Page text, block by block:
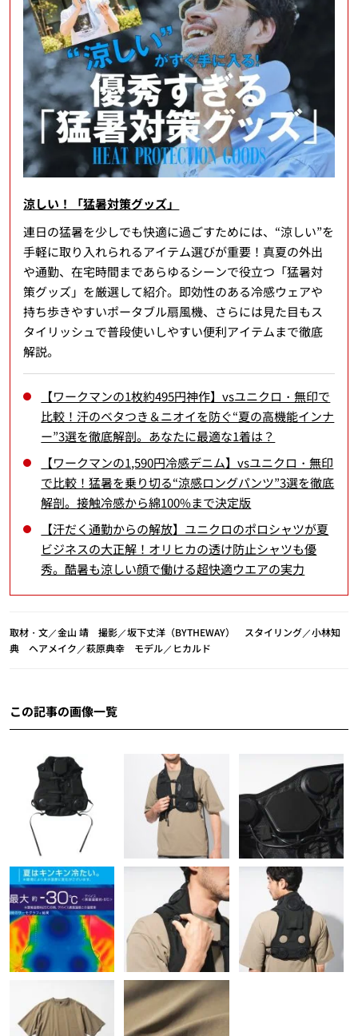
涼しい！「猛暑対策グッズ」
連日の猛暑を少しでも快適に過ごすためには、“涼しい”を
手軽に取り入れられるアイテム選びが重要！真夏の外出
や通勤、在宅時間まであらゆるシーンで役立つ「猛暑対
策グッズ」を厳選して紹介。即効性のある冷感ウェアや
持ち歩きやすいポータブル扇風機、さらには見た目もス
タイリッシュで普段使いしやすい便利アイテムまで徹底
解説。
【ワークマンの1枚約495円神作】vsユニクロ・無印で
比較！汗のベタつき＆ニオイを防ぐ“夏の高機能インナ
ー”3選を徹底解剖。あなたに最適な1着は？
【ワークマンの1,590円冷感デニム】vsユニクロ・無印
で比較！猛暑を乗り切る“涼感ロングパンツ”3選を徹底
解剖。接触冷感から綿100%まで決定版
【汗だく通勤からの解放】ユニクロのポロシャツが夏
ビジネスの大正解！オリヒカの透け防止シャツも優
秀。酷暑も涼しい顔で働ける超快適ウエアの実力
取材・文／金山 靖 撮影／坂下丈洋（BYTHEWAY） スタイリング／小林知
典 ヘアメイク／萩原典幸 モデル／ヒカルド
この記事の画像一覧